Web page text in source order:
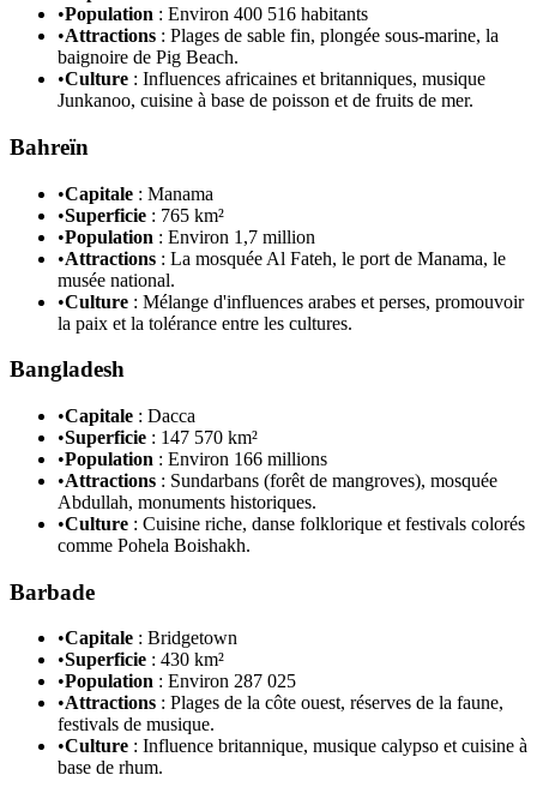
•Population : Environ 400 516 habitants
•Attractions : Plages de sable fin, plongée sous-marine, la
baignoire de Pig Beach.
•Culture : Influences africaines et britanniques, musique
Junkanoo, cuisine à base de poisson et de fruits de mer.
Bahreïn
•Capitale : Manama
•Superficie : 765 km²
•Population : Environ 1,7 million
•Attractions : La mosquée Al Fateh, le port de Manama, le
musée national.
•Culture : Mélange d'influences arabes et perses, promouvoir
la paix et la tolérance entre les cultures.
Bangladesh
•Capitale : Dacca
•Superficie : 147 570 km²
•Population : Environ 166 millions
•Attractions : Sundarbans (forêt de mangroves), mosquée
Abdullah, monuments historiques.
•Culture : Cuisine riche, danse folklorique et festivals colorés
comme Pohela Boishakh.
Barbade
•Capitale : Bridgetown
•Superficie : 430 km²
•Population : Environ 287 025
•Attractions : Plages de la côte ouest, réserves de la faune,
festivals de musique.
•Culture : Influence britannique, musique calypso et cuisine à
base de rhum.